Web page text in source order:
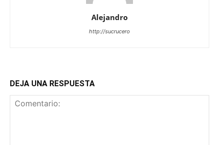
Alejandro
http://sucrucero
DEJA UNA RESPUESTA